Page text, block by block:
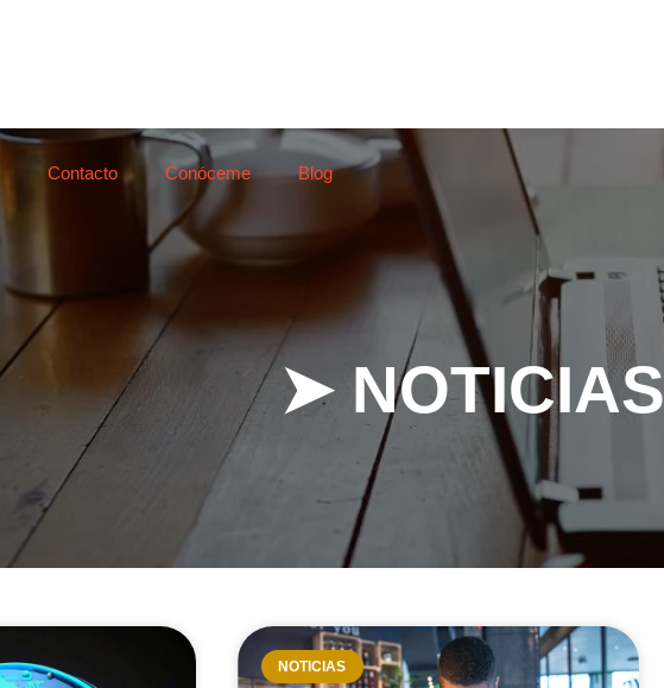
Contacto Conóceme Blog
➤ NOTICIAS
NOTICIAS